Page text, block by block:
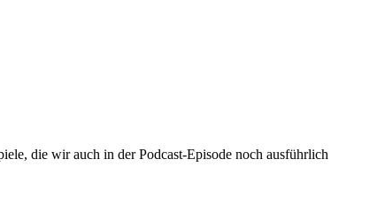
die wir auch in der Podcast-Episode noch ausführlich